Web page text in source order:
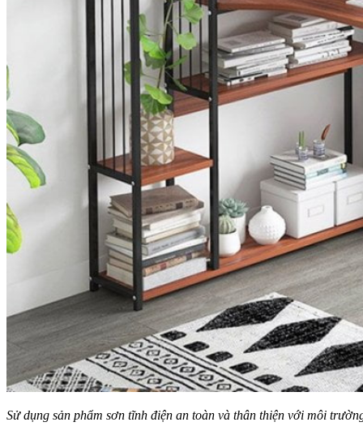
Sử dụng sản phẩm sơn tĩnh điện an toàn và thân thiện với môi